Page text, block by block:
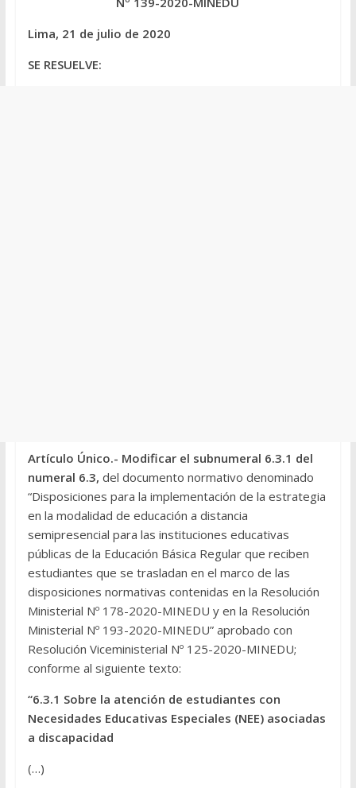
Lima, 21 de julio de 2020
SE RESUELVE:
Artículo Único.- Modificar el subnumeral 6.3.1 del
numeral 6.3, del documento normativo denominado
“Disposiciones para la implementación de la estrategia
en la modalidad de educación a distancia
semipresencial para las instituciones educativas
públicas de la Educación Básica Regular que reciben
estudiantes que se trasladan en el marco de las
disposiciones normativas contenidas en la Resolución
Ministerial Nº 178-2020-MINEDU y en la Resolución
Ministerial Nº 193-2020-MINEDU” aprobado con
Resolución Viceministerial Nº 125-2020-MINEDU;
conforme al siguiente texto:
“6.3.1 Sobre la atención de estudiantes con
Necesidades Educativas Especiales (NEE) asociadas
a discapacidad
(…)